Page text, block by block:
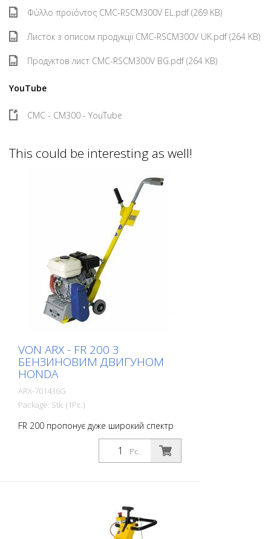
Φύλλο προϊόντος CMC-RSCM300V EL.pdf (269 KB)
Листок з описом продукції CMC-RSCM300V UK.pdf (264 KB)
Продуктов лист CMC-RSCM300V BG.pdf (264 KB)
YouTube
CMC - CM300 - YouTube
This could be interesting as well!
VON ARX - FR 200 З
БЕНЗИНОВИМ ДВИГУНОМ
HONDA
ARX-701436G
Package: Stk. (1Pc.)
FR 200 пропонує дуже широкий спектр
продуктивності. Він варіюється від
простого прибирання до складних
робіт з нанесення дорожньої розмітки.
всередині і зовні приміщень. Барабан
може бути оснащений різними типами
ламелей. Заміна барабана відбувається
Pc.